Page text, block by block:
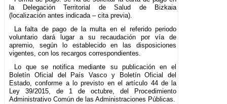
la Delegación Territorial de Salud de Bizkaia
(localización antes indicada – cita previa).
La falta de pago de la multa en el referido periodo
voluntario dará lugar a su recaudación por vía de
apremio, según lo establecido en las disposiciones
vigentes, con los recargos correspondientes.
Lo que se notifica mediante su publicación en el
Boletín Oficial del País Vasco y Boletín Oficial del
Estado, conforme a lo previsto en el artículo 44 de la
Ley 39/2015, de 1 de octubre, del Procedimiento
Administrativo Común de las Administraciones Públicas.